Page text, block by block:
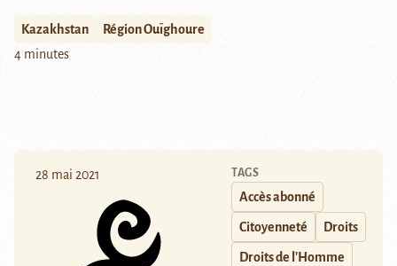
Kazakhstan
Région Ouïghoure
4 minutes
28 mai 2021 TAGS
Accès abonné
Citoyenneté Droits
Droits de l'Homme